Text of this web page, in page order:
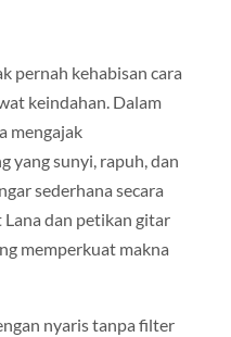
pernah kehabisan cara
keindahan. Dalam
mengajak
yang sunyi, rapuh, dan
sederhana secara
dan petikan gitar
memperkuat makna
nyaris tanpa filter